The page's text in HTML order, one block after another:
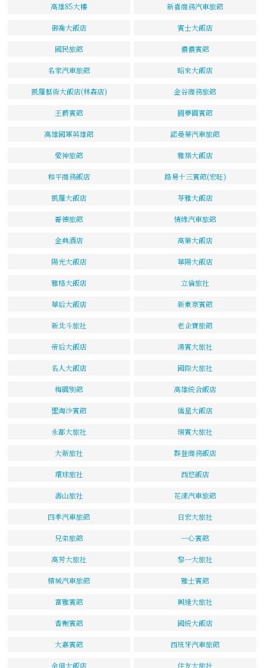
高雄85大樓 新喜商務汽車旅館
御喬大飯店 賓士大飯店
國民旅館 儂儂賓館
名家汽車旅館 昭來大飯店
凱羅藝術大飯店(林森店) 金谷商務旅館
王爵賓館 圓夢園賓館
高雄國軍英雄館 諾曼蒂汽車旅館
愛神旅館 雅築大飯店
和平商務飯店 路易十三賓館(宏旺)
凱羅大飯店 苓雅大飯店
哥德旅館 情緣汽車旅館
金典酒店 高第大飯店
陽光大飯店 華陽大飯店
雅格大飯店 立倫旅社
華后大飯店 新東京賓館
新北斗旅社 老企寶旅館
帝后大飯店 鴻賓大旅社
名人大飯店 國際大旅社
梅園別館 高雄統合飯店
聖淘沙賓館 僑星大飯店
永都大旅社 瑞賓大旅社
大新旅社 群登商務飯店
環球旅社 西悠飯店
壽山旅社 花漾汽車旅館
四季汽車旅館 日宏大旅社
兄弟旅館 一心賓館
高芳大旅社 黎一大旅社
檳城汽車旅館 雅士賓館
富雅賓館 興達大旅社
香榭賓館 國統大飯店
大嘉賓館 西班牙汽車旅館
金億大飯店 住友大旅社